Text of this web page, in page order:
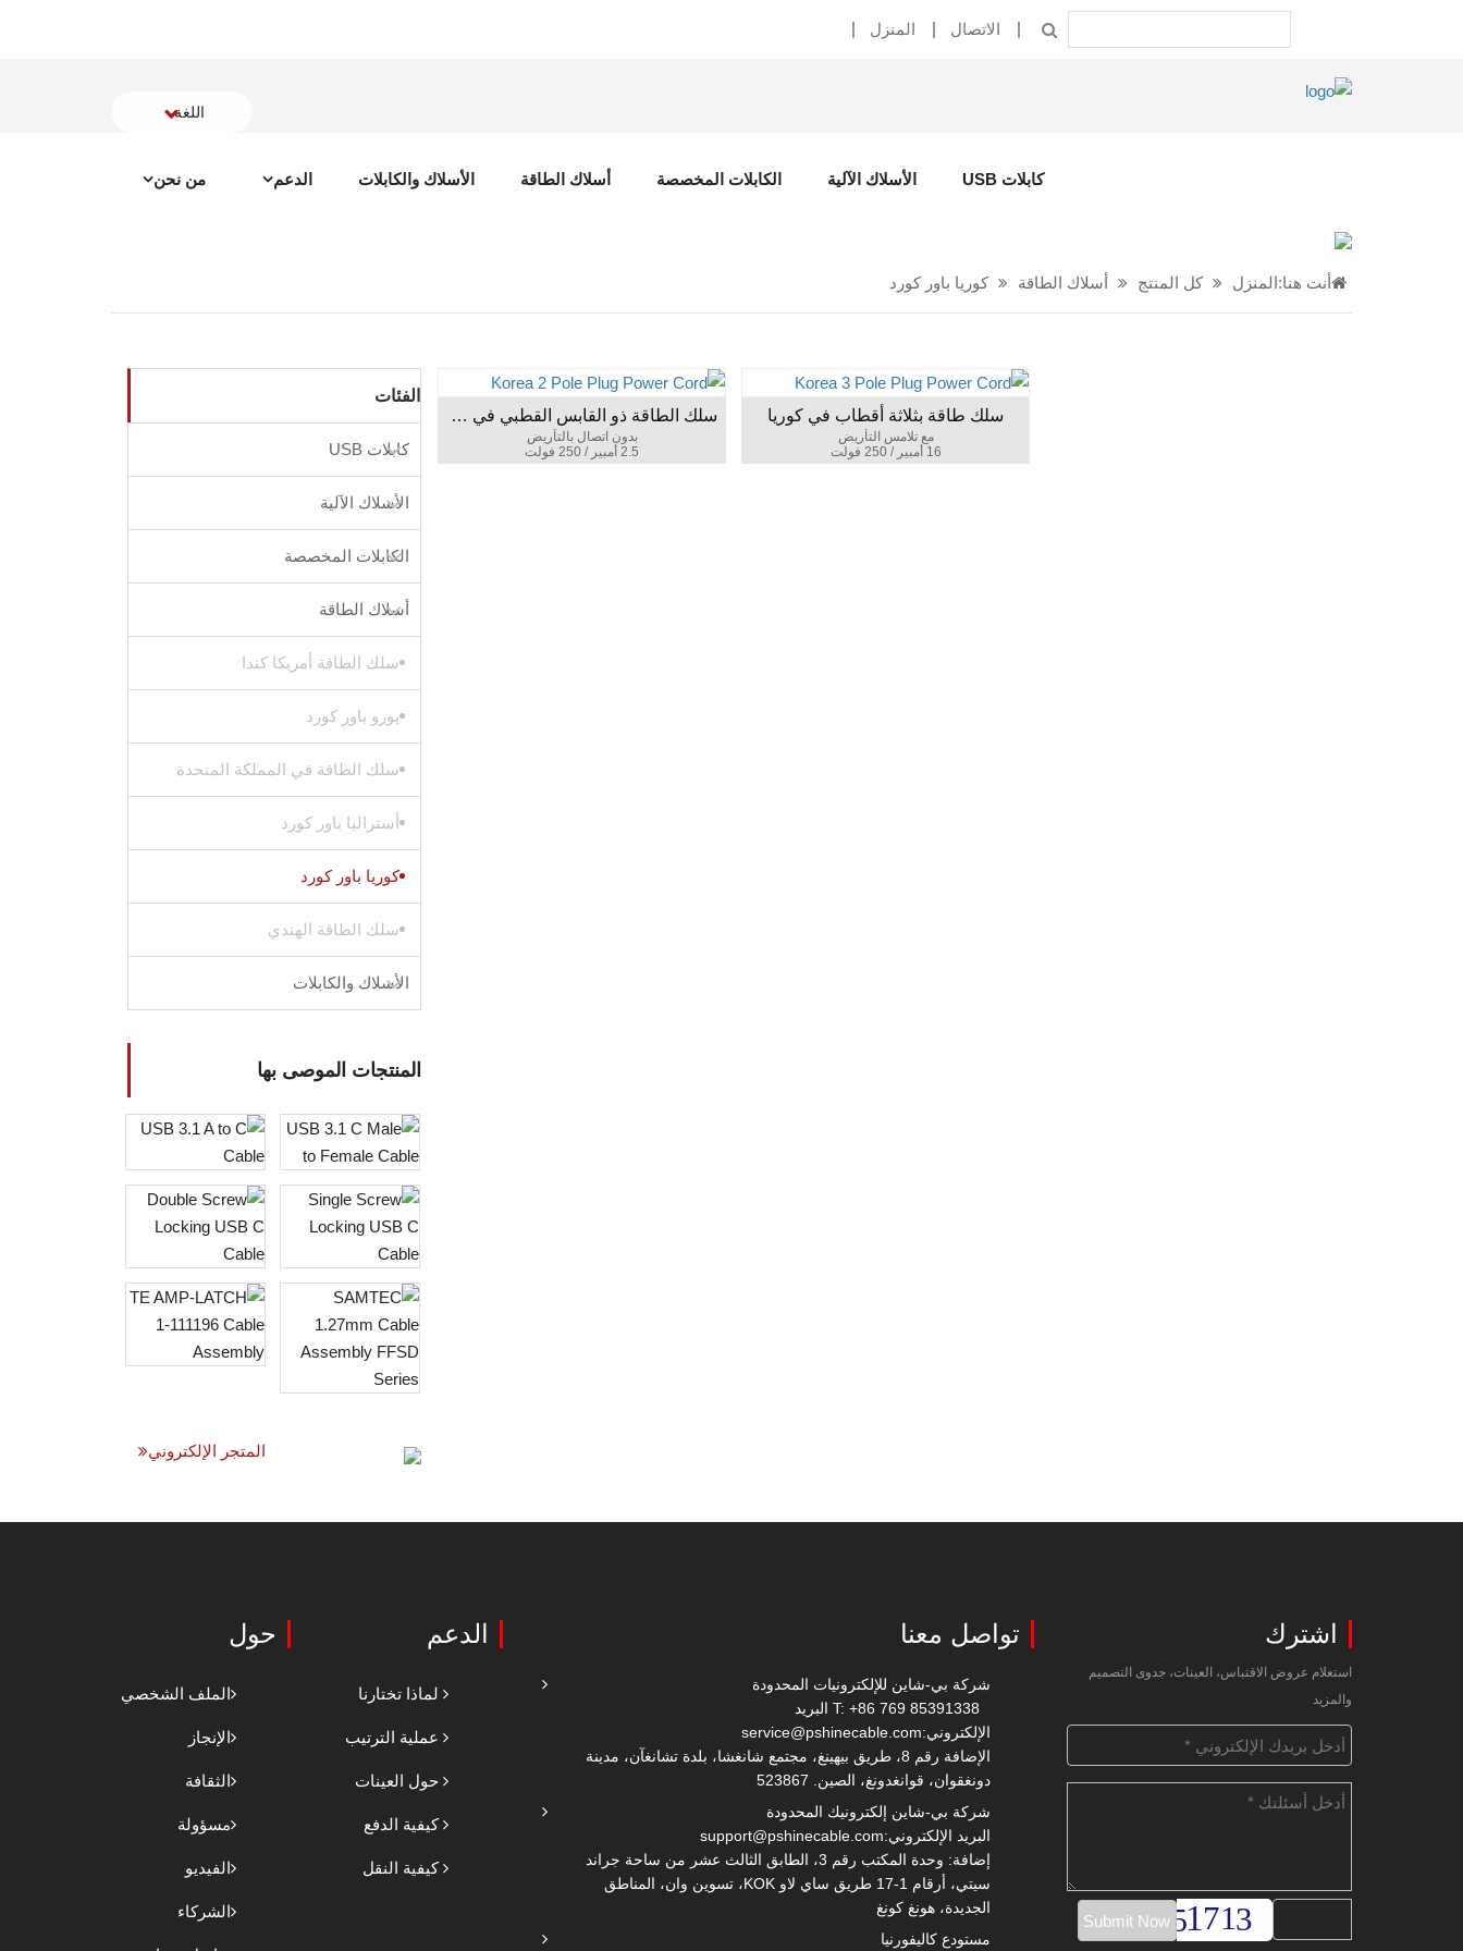
المنزل الاتصال
اللغة
كابلات USB الأسلاك الآلية الكابلات المخصصة أسلاك الطاقة الأسلاك والكابلات الدعم من نحن
أنت هنا:المنزل كل المنتج أسلاك الطاقة كوريا باور كورد
سلك الطاقة ذو القابس القطبي في كوريا
بدون اتصال بالتأريض
2.5 أمبير / 250 فولت
سلك طاقة بثلاثة أقطاب في كوريا
مع تلامس التأريض
16 أمبير / 250 فولت
الفئات
كابلات USB
الأسلاك الآلية
الكابلات المخصصة
أسلاك الطاقة
سلك الطاقة أمريكا كندا
يورو باور كورد
سلك الطاقة في المملكة المتحدة
أستراليا باور كورد
كوريا باور كورد
سلك الطاقة الهندي
الأسلاك والكابلات
المنتجات الموصى بها
المتجر الإلكتروني
حول
الملف الشخصي
الإنجاز
الثقافة
مسؤولة
الفيديو
الشركاء
الدعم
لماذا تختارنا
عملية الترتيب
حول العينات
كيفية الدفع
كيفية النقل
تواصل معنا
شركة بي-شاين للإلكترونيات المحدودة
T: +86 769 85391338 البريد
الإلكتروني:service@pshinecable.com
الإضافة رقم 8، طريق بيهينغ، مجتمع شانغشا، بلدة تشانغآن، مدينة
دونغقوان، قوانغدونغ، الصين. 523867
شركة بي-شاين إلكترونيك المحدودة
البريد الإلكتروني:support@pshinecable.com
إضافة: وحدة المكتب رقم 3، الطابق الثالث عشر من ساحة جراند
سيتي، أرقام 1-17 طريق ساي لاو KOK، تسوين وان، المناطق
الجديدة، هونغ كونغ
مستودع كاليفورنيا
اشترك
استعلام عروض الاقتباس، العينات، جدوى التصميم
والمزيد